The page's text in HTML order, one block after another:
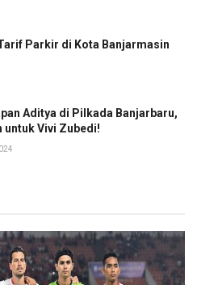
Parkir di Kota Banjarmasin
Aditya di Pilkada Banjarbaru,
untuk Vivi Zubedi!